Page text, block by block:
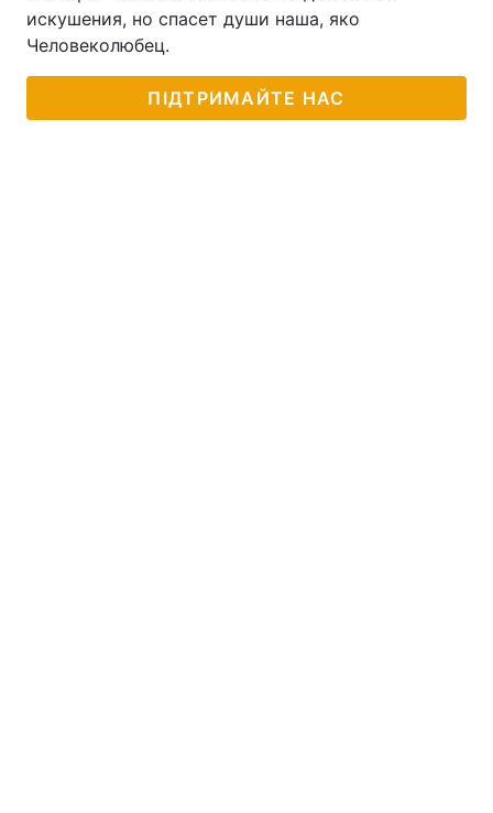
искушения, но спасет души наша, яко
Человеколюбец.
ПІДТРИМАЙТЕ НАС